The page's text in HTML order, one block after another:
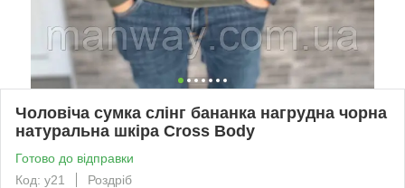
Чоловіча сумка слінг бананка нагрудна чорна
натуральна шкіра Cross Body
Готово до відправки
Код: y21
Роздріб